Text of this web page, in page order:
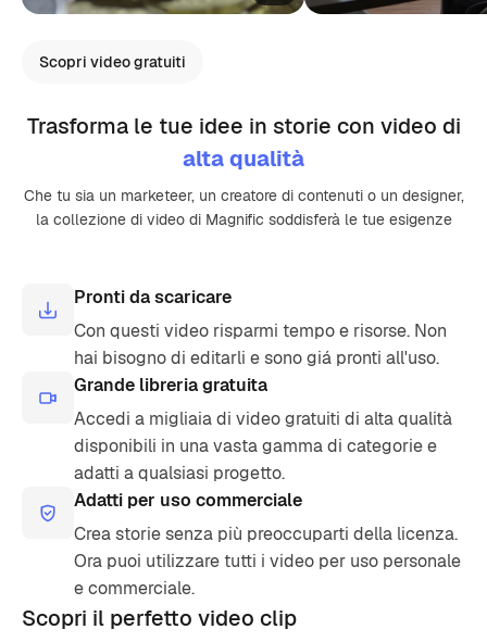
Scopri video gratuiti
Trasforma le tue idee in storie con video di
alta qualità
Che tu sia un marketeer, un creatore di contenuti o un designer,
la collezione di video di Magnific soddisferà le tue esigenze
Pronti da scaricare
Con questi video risparmi tempo e risorse. Non
hai bisogno di editarli e sono giá pronti all'uso.
Grande libreria gratuita
Accedi a migliaia di video gratuiti di alta qualità
disponibili in una vasta gamma di categorie e
adatti a qualsiasi progetto.
Adatti per uso commerciale
Crea storie senza più preoccuparti della licenza.
Ora puoi utilizzare tutti i video per uso personale
e commerciale.
Scopri il perfetto video clip